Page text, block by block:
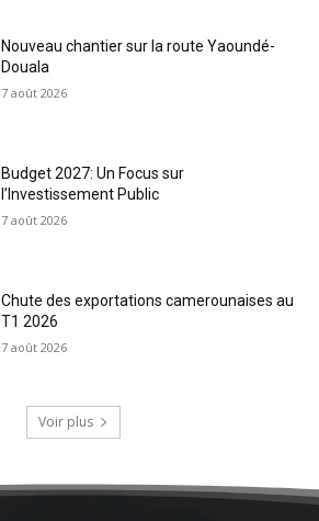
Nouveau chantier sur la route Yaoundé-
Douala
7 août 2026
Budget 2027: Un Focus sur
l’Investissement Public
7 août 2026
Chute des exportations camerounaises au
T1 2026
7 août 2026
Voir plus